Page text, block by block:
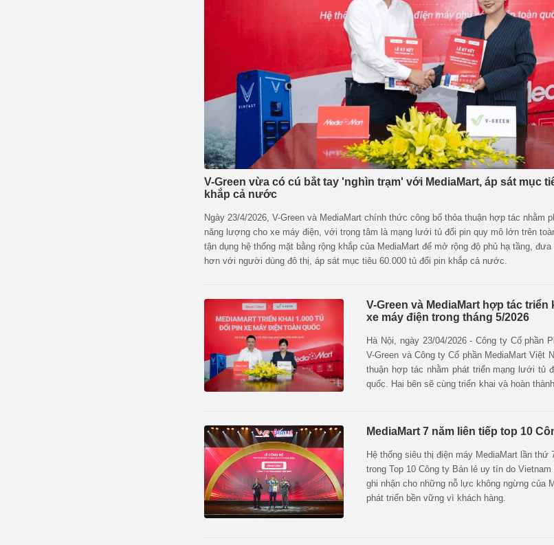
V-Green vừa có cú bắt tay 'nghìn trạm' với MediaMart, áp sát mục
khắp cả nước
Ngày 23/4/2026, V-Green và MediaMart chính thức công bố thỏa thuận hợp tác nhằm
năng lượng cho xe máy điện, với trọng tâm là mạng lưới tủ đổi pin quy mô lớn trên
tận dụng hệ thống mặt bằng rộng khắp của MediaMart để mở rộng độ phủ hạ tầng,
hơn với người dùng đô thị, áp sát mục tiêu 60.000 tủ đổi pin khắp cả nước.
V-Green và MediaMart hợp tác triển
xe máy điện trong tháng 5/2026
Hà Nội, ngày 23/04/2026 - Công ty Cổ phần
V-Green và Công ty Cổ phần MediaMart Việt
thuận hợp tác nhằm phát triển mạng lưới tủ
quốc. Hai bên sẽ cùng triển khai và hoàn
MediaMart 7 năm liên tiếp top 10
Hệ thống siêu thị điện máy MediaMart lần thứ
trong Top 10 Công ty Bán lẻ uy tín do
ghi nhận cho những nỗ lực không ngừng của
phát triển bền vững vì khách hàng.